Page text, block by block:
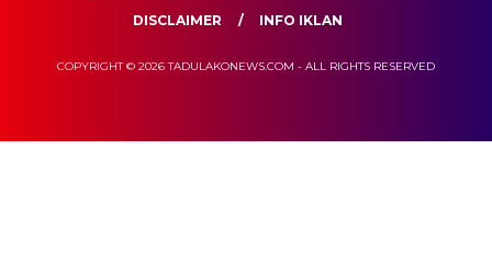
DISCLAIMER
INFO IKLAN
COPYRIGHT © 2026 TADULAKONEWS.COM - ALL RIGHTS RESERVED